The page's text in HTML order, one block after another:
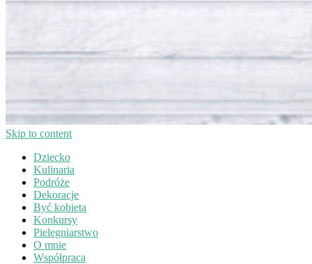
Skip to content
Dziecko
Kulinaria
Podróże
Dekoracje
Być kobietą
Konkursy
Pielęgniarstwo
O mnie
Współpraca